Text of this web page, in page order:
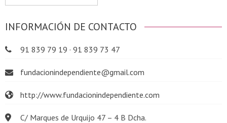
INFORMACIÓN DE CONTACTO
91 839 79 19 · 91 839 73 47
fundacionindependiente@gmail.com
http://www.fundacionindependiente.com
C/ Marques de Urquijo 47 – 4 B Dcha.